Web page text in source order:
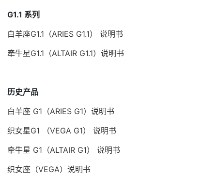
G1.1 系列
白羊座G1.1（ARIES G1.1） 说明书
牵牛星G1.1（ALTAIR G1.1）说明书
历史产品
白羊座 G1（ARIES G1）说明书
织女星G1 （VEGA G1） 说明书
牵牛星 G1（ALTAIR G1） 说明书
织女座（VEGA） 说明书